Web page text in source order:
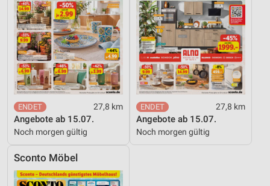
27,8 km
Angebote ab 15.07.
Noch morgen gültig
27,8 km
Angebote ab 15.07.
Noch morgen gültig
Sconto Möbel